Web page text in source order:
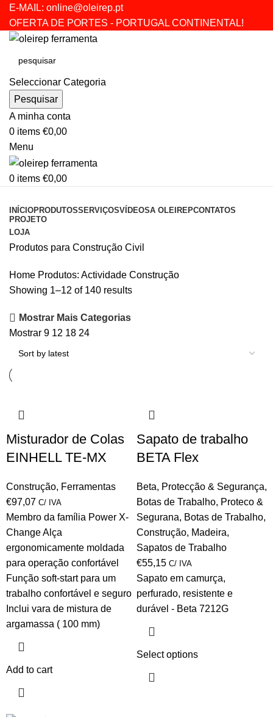
E-MAIL: online@oleirep.pt
OFERTA DE PORTES - PORTUGAL CONTINENTAL!
Seleccionar Categoria
Pesquisar
A minha conta
0 items €0,00
Menu
0 items €0,00
INÍCIOPRODUTOSSERVIÇOSVÍDEOSA OLEIREPCONTATOS
PROJETO
LOJA
Produtos para Construção Civil
Home Produtos: Actividade Construção
Showing 1–12 of 140 results
Mostrar Mais Categorias
Mostrar 9 12 18 24
Misturador de Colas
EINHELL TE-MX
Construção, Ferramentas
€97,07 C/ IVA
Membro da família Power X-
Change Alça
ergonomicamente moldada
para operação confortável
Função soft-start para um
trabalho confortável e seguro
Inclui vara de mistura de
argamassa ( 100 mm)
Add to cart
Sapato de trabalho
BETA Flex
Beta, Protecção & Segurança,
Botas de Trabalho, Proteco &
Segurana, Botas de Trabalho,
Construção, Madeira,
Sapatos de Trabalho
€55,15 C/ IVA
Sapato em camurça,
perfurado, resistente e
durável - Beta 7212G
Select options